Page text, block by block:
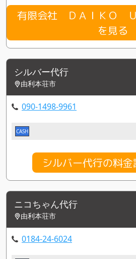
有限会社 ＤＡＩＫＯ
を見る
シルバー代行
由利本荘市
090-1498-9961
CASH
シルバー代行の料
ニコちゃん代行
由利本荘市
0184-24-6024